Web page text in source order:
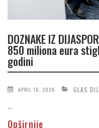
DOZNAKE IZ
850 miliona eura
godini
APRIL 10, 2026 GLAS
...
Opširnije